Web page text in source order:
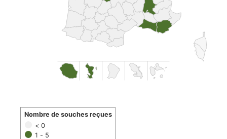
< 0
1 - 5
Nombre de souches reçues